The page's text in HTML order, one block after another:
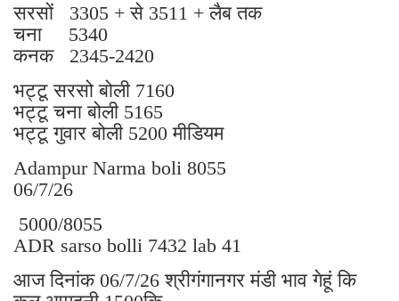
सरसों 3305 + से 3511 + लैब तक
चना 5340
कनक 2345-2420
भट्टू सरसो बोली 7160
भट्टू चना बोली 5165
भट्टू गुवार बोली 5200 मीडियम
Adampur Narma boli 8055
06/7/26
5000/8055
ADR sarso bolli 7432 lab 41
आज दिनांक 06/7/26 श्रीगंगानगर मंडी भाव गेहूं कि